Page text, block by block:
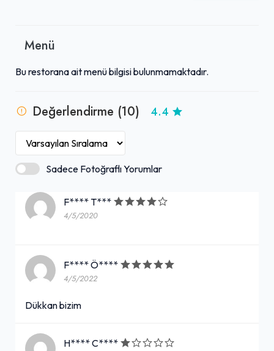
hazırlanan ürünler, sofralara geleneksel lezzetleri taşımayı
Menü
Bu restorana ait menü bilgisi bulunmamaktadır.
Değerlendirme (10) 4.4
Sadece Fotoğraflı Yorumlar
F**** T***
4/5/2020
F**** Ö****
4/5/2022
Dükkan bizim
H**** C****